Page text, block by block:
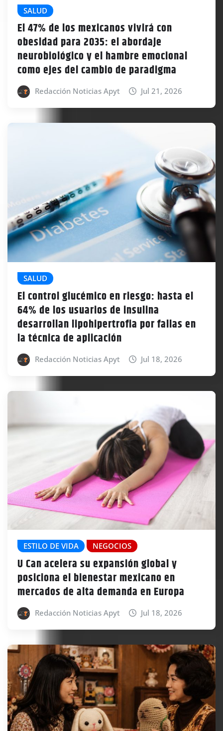
SALUD
El 47% de los mexicanos vivirá con
obesidad para 2035: el abordaje
neurobiológico y el hambre emocional
como ejes del cambio de paradigma
Redacción Noticias Apyt Jul 21, 2026
SALUD
El control glucémico en riesgo: hasta el
64% de los usuarios de insulina
desarrollan lipohipertrofia por fallas en
la técnica de aplicación
Redacción Noticias Apyt Jul 18, 2026
ESTILO DE VIDA NEGOCIOS
U Can acelera su expansión global y
posiciona el bienestar mexicano en
mercados de alta demanda en Europa
Redacción Noticias Apyt Jul 18, 2026